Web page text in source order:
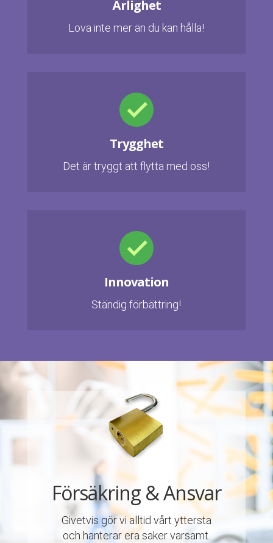
Ärlighet
Lova inte mer än du kan hålla!
Trygghet
Det är tryggt att flytta med oss!
Innovation
Ständig förbättring!
Försäkring & Ansvar
Givetvis gör vi alltid vårt yttersta
och hanterar era saker varsamt.